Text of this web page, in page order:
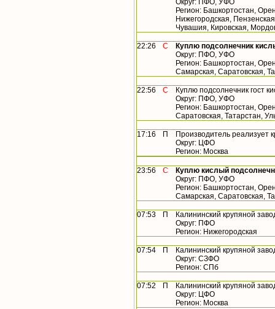
Округ: ПФО, УФО
Регион: Башкортостан,
Нижегородская,
Чувашия, Кировская,
22:26 С
Куплю подсолнечник
Округ: ПФО, УФО
Регион: Башкортостан,
Самарская, Саратовская,
22:56 С
Куплю подсолнечник гост
Округ: ПФО, УФО
Регион: Башкортостан,
Саратовская, Татарстан,
17:16 П
Производитель
Округ: ЦФО
Регион: Москва
23:56 С
Куплю кислый
Округ: ПФО, УФО
Регион: Башкортостан,
Самарская, Саратовская,
07:53 П
Калининский крупяной
Округ: ПФО
Регион: Нижегородская
07:54 П
Калининский крупяной
Округ: СЗФО
Регион: СПб
07:52 П
Калининский крупяной
Округ: ЦФО
Регион: Москва